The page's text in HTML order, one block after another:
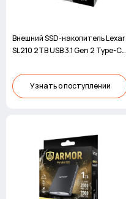
Внешний SSD-накопитель Lexar
SL210 2TB USB 3.1 Gen 2 Type-C
Узнать о поступлении